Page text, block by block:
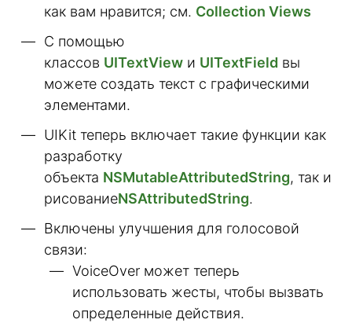
как вам нравится; см. Collection Views
С помощью
классов UITextView и UITextField вы
можете создать текст с графическими
элементами.
UIKit теперь включает такие функции как
разработку
объекта NSMutableAttributedString, так и
рисованиеNSAttributedString.
Включены улучшения для голосовой
связи:
VoiceOver может теперь
использовать жесты, чтобы вызвать
определенные действия.